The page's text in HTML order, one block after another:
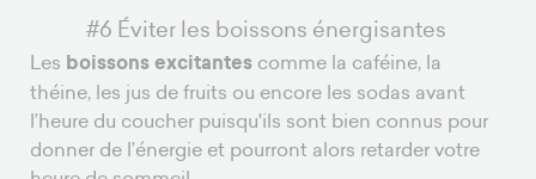
#6 Éviter les boissons énergisantes
Les boissons excitantes comme la caféine, la
théine, les jus de fruits ou encore les sodas avant
l’heure du coucher puisqu'ils sont bien connus pour
donner de l’énergie et pourront alors retarder votre